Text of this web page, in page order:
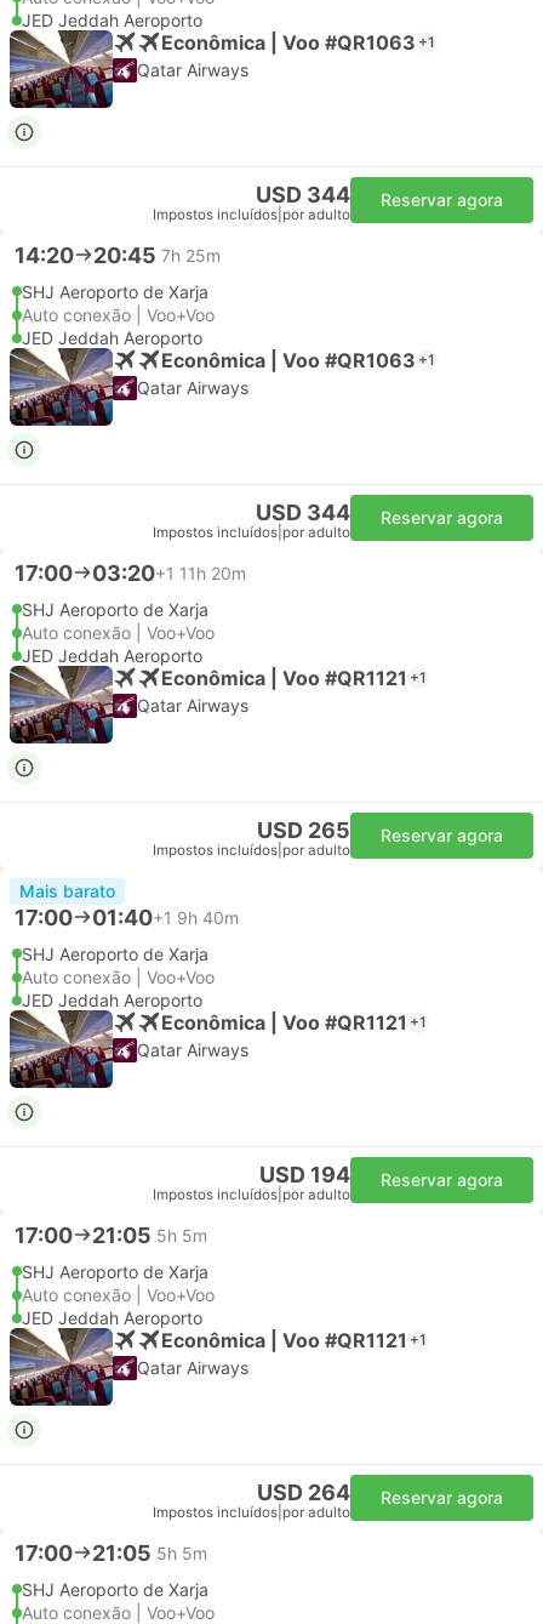
JED Jeddah Aeroporto
Econômica | Voo #QR1063 +1
Qatar Airways
USD 344
Impostos incluídos por adulto
Reservar agora
14:20 20:45 7h 25m
SHJ Aeroporto de Xarja
Auto conexão | Voo+Voo
JED Jeddah Aeroporto
Econômica | Voo #QR1063 +1
Qatar Airways
USD 344
Impostos incluídos por adulto
Reservar agora
17:00 03:20+1 11h 20m
SHJ Aeroporto de Xarja
Auto conexão | Voo+Voo
JED Jeddah Aeroporto
Econômica | Voo #QR1121 +1
Qatar Airways
USD 265
Impostos incluídos por adulto
Reservar agora
Mais barato
17:00 01:40+1 9h 40m
SHJ Aeroporto de Xarja
Auto conexão | Voo+Voo
JED Jeddah Aeroporto
Econômica | Voo #QR1121 +1
Qatar Airways
USD 194
Impostos incluídos por adulto
Reservar agora
17:00 21:05 5h 5m
SHJ Aeroporto de Xarja
Auto conexão | Voo+Voo
JED Jeddah Aeroporto
Econômica | Voo #QR1121 +1
Qatar Airways
USD 264
Impostos incluídos por adulto
Reservar agora
17:00 21:05 5h 5m
SHJ Aeroporto de Xarja
Auto conexão | Voo+Voo